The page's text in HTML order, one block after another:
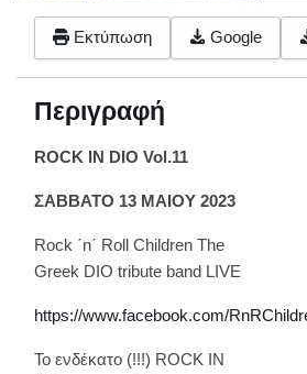
Εκτύπωση Google
Περιγραφή
ROCK IN DIO Vol.11
ΣΑΒΒΑΤΟ 13 ΜΑΙΟΥ 2023
Rock ΄n΄ Roll Children The
Greek DIO tribute band LIVE
https://www.facebook.com/
Το ενδέκατο (!!!) ROCK IN